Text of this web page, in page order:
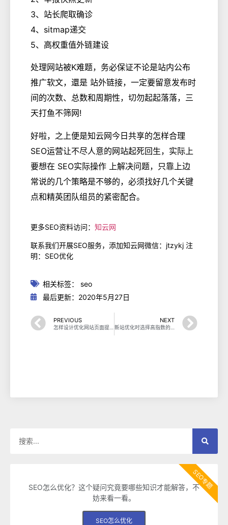
3、站长爬取确诊
4、sitmap递交
5、高权重值外链建设
处理网站被K难题，务必保证不论是站内公布
推广软文，還是 站外链接，一定要留意发布时
间的次数、总数和周期性，切勿起起落落，三
天打鱼不筛网!
好啦，之上便是知云网今日共享的怎样合理
SEO运营让不尽人意的网站起死回生，实际上
要想在 SEO实际操作 上解决问题，只靠上边
常说的几个策略是不够的，必须找好几个关键
点和精英团队组员的紧密配合。
更多SEO资料访问： 知云网
联系我们开展SEO服务，添加知云网微信：jtzykj 注
明：SEO优化
相关标签：
seo
最后更新：2020年5月27日
PREVIOUS
怎样设计优化网站页面提高搜索引擎收录？
NEXT
新站优化时选择高指数的关键词，得不偿失！
SEO怎么优化？这个疑问究竟要哪些知识才能解答，不
妨来看一看。
SEO怎么优化
SEO专题